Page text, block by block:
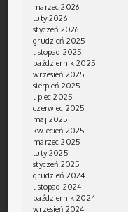
marzec 2026
luty 2026
styczeń 2026
grudzień 2025
listopad 2025
październik 2025
wrzesień 2025
sierpień 2025
lipiec 2025
czerwiec 2025
maj 2025
kwiecień 2025
marzec 2025
luty 2025
styczeń 2025
grudzień 2024
listopad 2024
październik 2024
wrzesień 2024